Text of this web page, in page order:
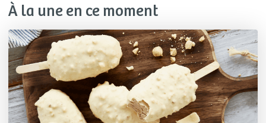
À la une en ce moment